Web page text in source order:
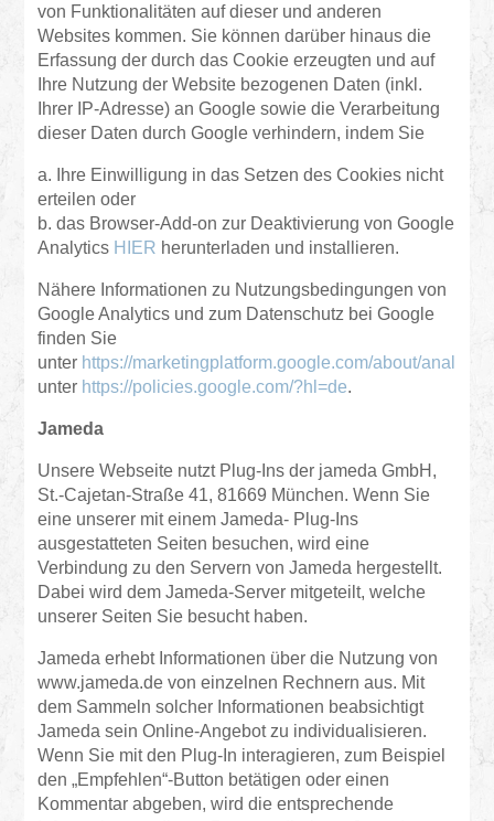
von Funktionalitäten auf dieser und anderen
Websites kommen. Sie können darüber hinaus die
Erfassung der durch das Cookie erzeugten und auf
Ihre Nutzung der Website bezogenen Daten (inkl.
Ihrer IP-Adresse) an Google sowie die Verarbeitung
dieser Daten durch Google verhindern, indem Sie
a. Ihre Einwilligung in das Setzen des Cookies nicht
erteilen oder
b. das Browser-Add-on zur Deaktivierung von Google
Analytics HIER herunterladen und installieren.
Nähere Informationen zu Nutzungsbedingungen von
Google Analytics und zum Datenschutz bei Google
finden Sie
unter https://marketingplatform.google.com/about/
unter https://policies.google.com/?hl=de.
Jameda
Unsere Webseite nutzt Plug-Ins der jameda GmbH,
St.-Cajetan-Straße 41, 81669 München. Wenn Sie
eine unserer mit einem Jameda- Plug-Ins
ausgestatteten Seiten besuchen, wird eine
Verbindung zu den Servern von Jameda hergestellt.
Dabei wird dem Jameda-Server mitgeteilt, welche
unserer Seiten Sie besucht haben.
Jameda erhebt Informationen über die Nutzung von
www.jameda.de von einzelnen Rechnern aus. Mit
dem Sammeln solcher Informationen beabsichtigt
Jameda sein Online-Angebot zu individualisieren.
Wenn Sie mit den Plug-In interagieren, zum Beispiel
den „Empfehlen“-Button betätigen oder einen
Kommentar abgeben, wird die entsprechende